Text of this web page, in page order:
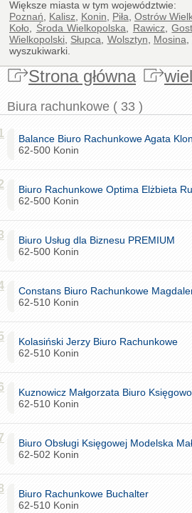
Większe miasta w tym województwie:
Poznań
Kalisz Konin Piła Ostrów
Koło
Środa Wielkopolska Rawicz ,
Wielkopolski Słupca Wolsztyn Mosina
wyszukiwarki.
Strona główna
Biura rachunkowe ( 33 )
Balance Biuro Rachunkowe Agata
62-500 Konin
Biuro Rachunkowe Optima Elżbieta
62-500 Konin
Biuro Usług dla Biznesu PREMIUM
62-500 Konin
Constans Biuro Rachunkowe
62-510 Konin
Kolasiński Jerzy Biuro Rachunkowe
62-510 Konin
Kuznowicz Małgorzata Biuro
62-510 Konin
Biuro Obsługi Księgowej Modelska
62-502 Konin
Biuro Rachunkowe Buchalter
62-510 Konin